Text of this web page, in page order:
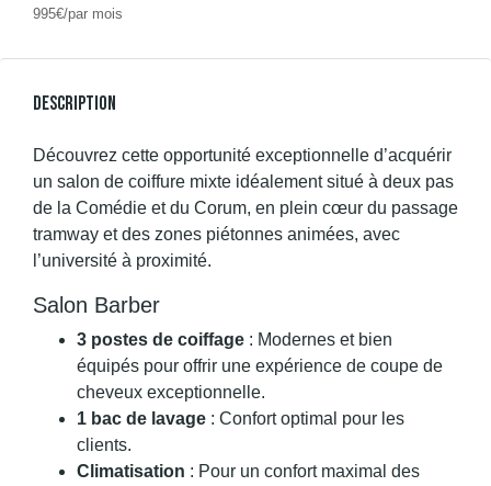
995€/par mois
Description
Découvrez cette opportunité exceptionnelle d’acquérir
un salon de coiffure mixte idéalement situé à deux pas
de la Comédie et du Corum, en plein cœur du passage
tramway et des zones piétonnes animées, avec
l’université à proximité.
Salon Barber
3 postes de coiffage : Modernes et bien
équipés pour offrir une expérience de coupe de
cheveux exceptionnelle.
1 bac de lavage : Confort optimal pour les
clients.
Climatisation : Pour un confort maximal des